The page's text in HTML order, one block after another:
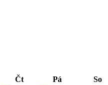
Čt Pá
So